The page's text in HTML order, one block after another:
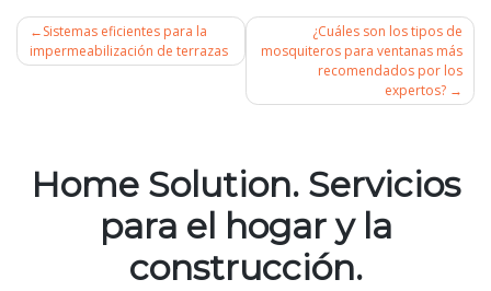
entradas
Sistemas eficientes para la
impermeabilización de terrazas
¿Cuáles son los tipos de
mosquiteros para ventanas más
recomendados por los
expertos?
Home Solution. Servicios
para el hogar y la
construcción.